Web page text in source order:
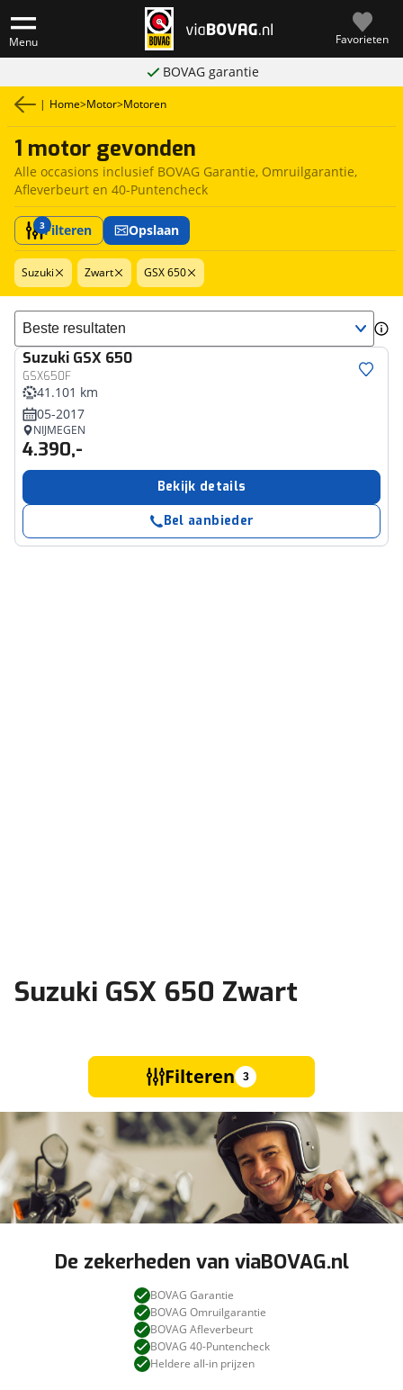
Menu Favorieten
BOVAG garantie
| Home>Motor>Motoren
1 motor gevonden
Alle occasions inclusief BOVAG Garantie, Omruilgarantie,
Afleverbeurt en 40-Puntencheck
3Filteren Opslaan
Suzuki Zwart GSX 650
Sorteer resultaten
Suzuki GSX 650
GSX650F
41.101 km
05-2017
NIJMEGEN
4.390,-
Bekijk details
Bel aanbieder
Suzuki GSX 650 Zwart
Filteren 3
De zekerheden van viaBOVAG.nl
BOVAG Garantie
BOVAG Omruilgarantie
BOVAG Afleverbeurt
BOVAG 40-Puntencheck
Heldere all-in prijzen